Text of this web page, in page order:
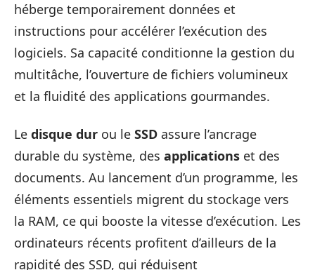
héberge temporairement données et
instructions pour accélérer l’exécution des
logiciels. Sa capacité conditionne la gestion du
multitâche, l’ouverture de fichiers volumineux
et la fluidité des applications gourmandes.
Le disque dur ou le SSD assure l’ancrage
durable du système, des applications et des
documents. Au lancement d’un programme, les
éléments essentiels migrent du stockage vers
la RAM, ce qui booste la vitesse d’exécution. Les
ordinateurs récents profitent d’ailleurs de la
rapidité des SSD, qui réduisent